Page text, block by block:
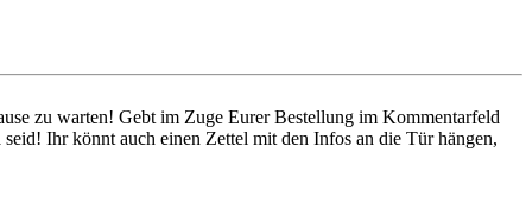
zu warten! Gebt im Zuge Eurer Bestellung im Kommentarfeld
Ihr könnt auch einen Zettel mit den Infos an die Tür hängen,